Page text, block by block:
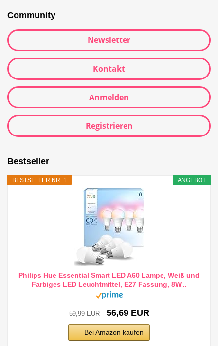
Community
Newsletter
Kontakt
Anmelden
Registrieren
Bestseller
ANGEBOT
BESTSELLER NR. 1
Philips Hue Essential Smart LED A60 Lampe, Weiß und
Farbiges LED Leuchtmittel, E27 Fassung, 8W...
59,99 EUR 56,69 EUR
Bei Amazon kaufen